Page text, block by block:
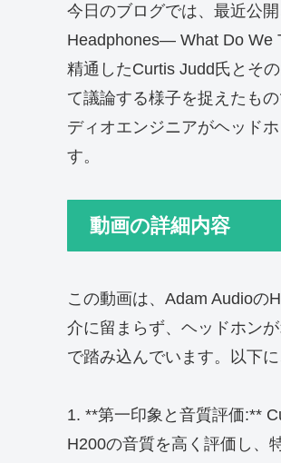
今日のブログでは、最近公
Headphones— What Do We
精通したCurtis Judd氏とそ
て議論する様子を捉えたも
ディオエンジニアがヘッド
す。
動画の詳細内容
この動画は、Adam Audioの
介に留まらず、ヘッドホン
で踏み込んでいます。以下
1. **第一印象と音質評価:**
H200の音質を高く評価し、